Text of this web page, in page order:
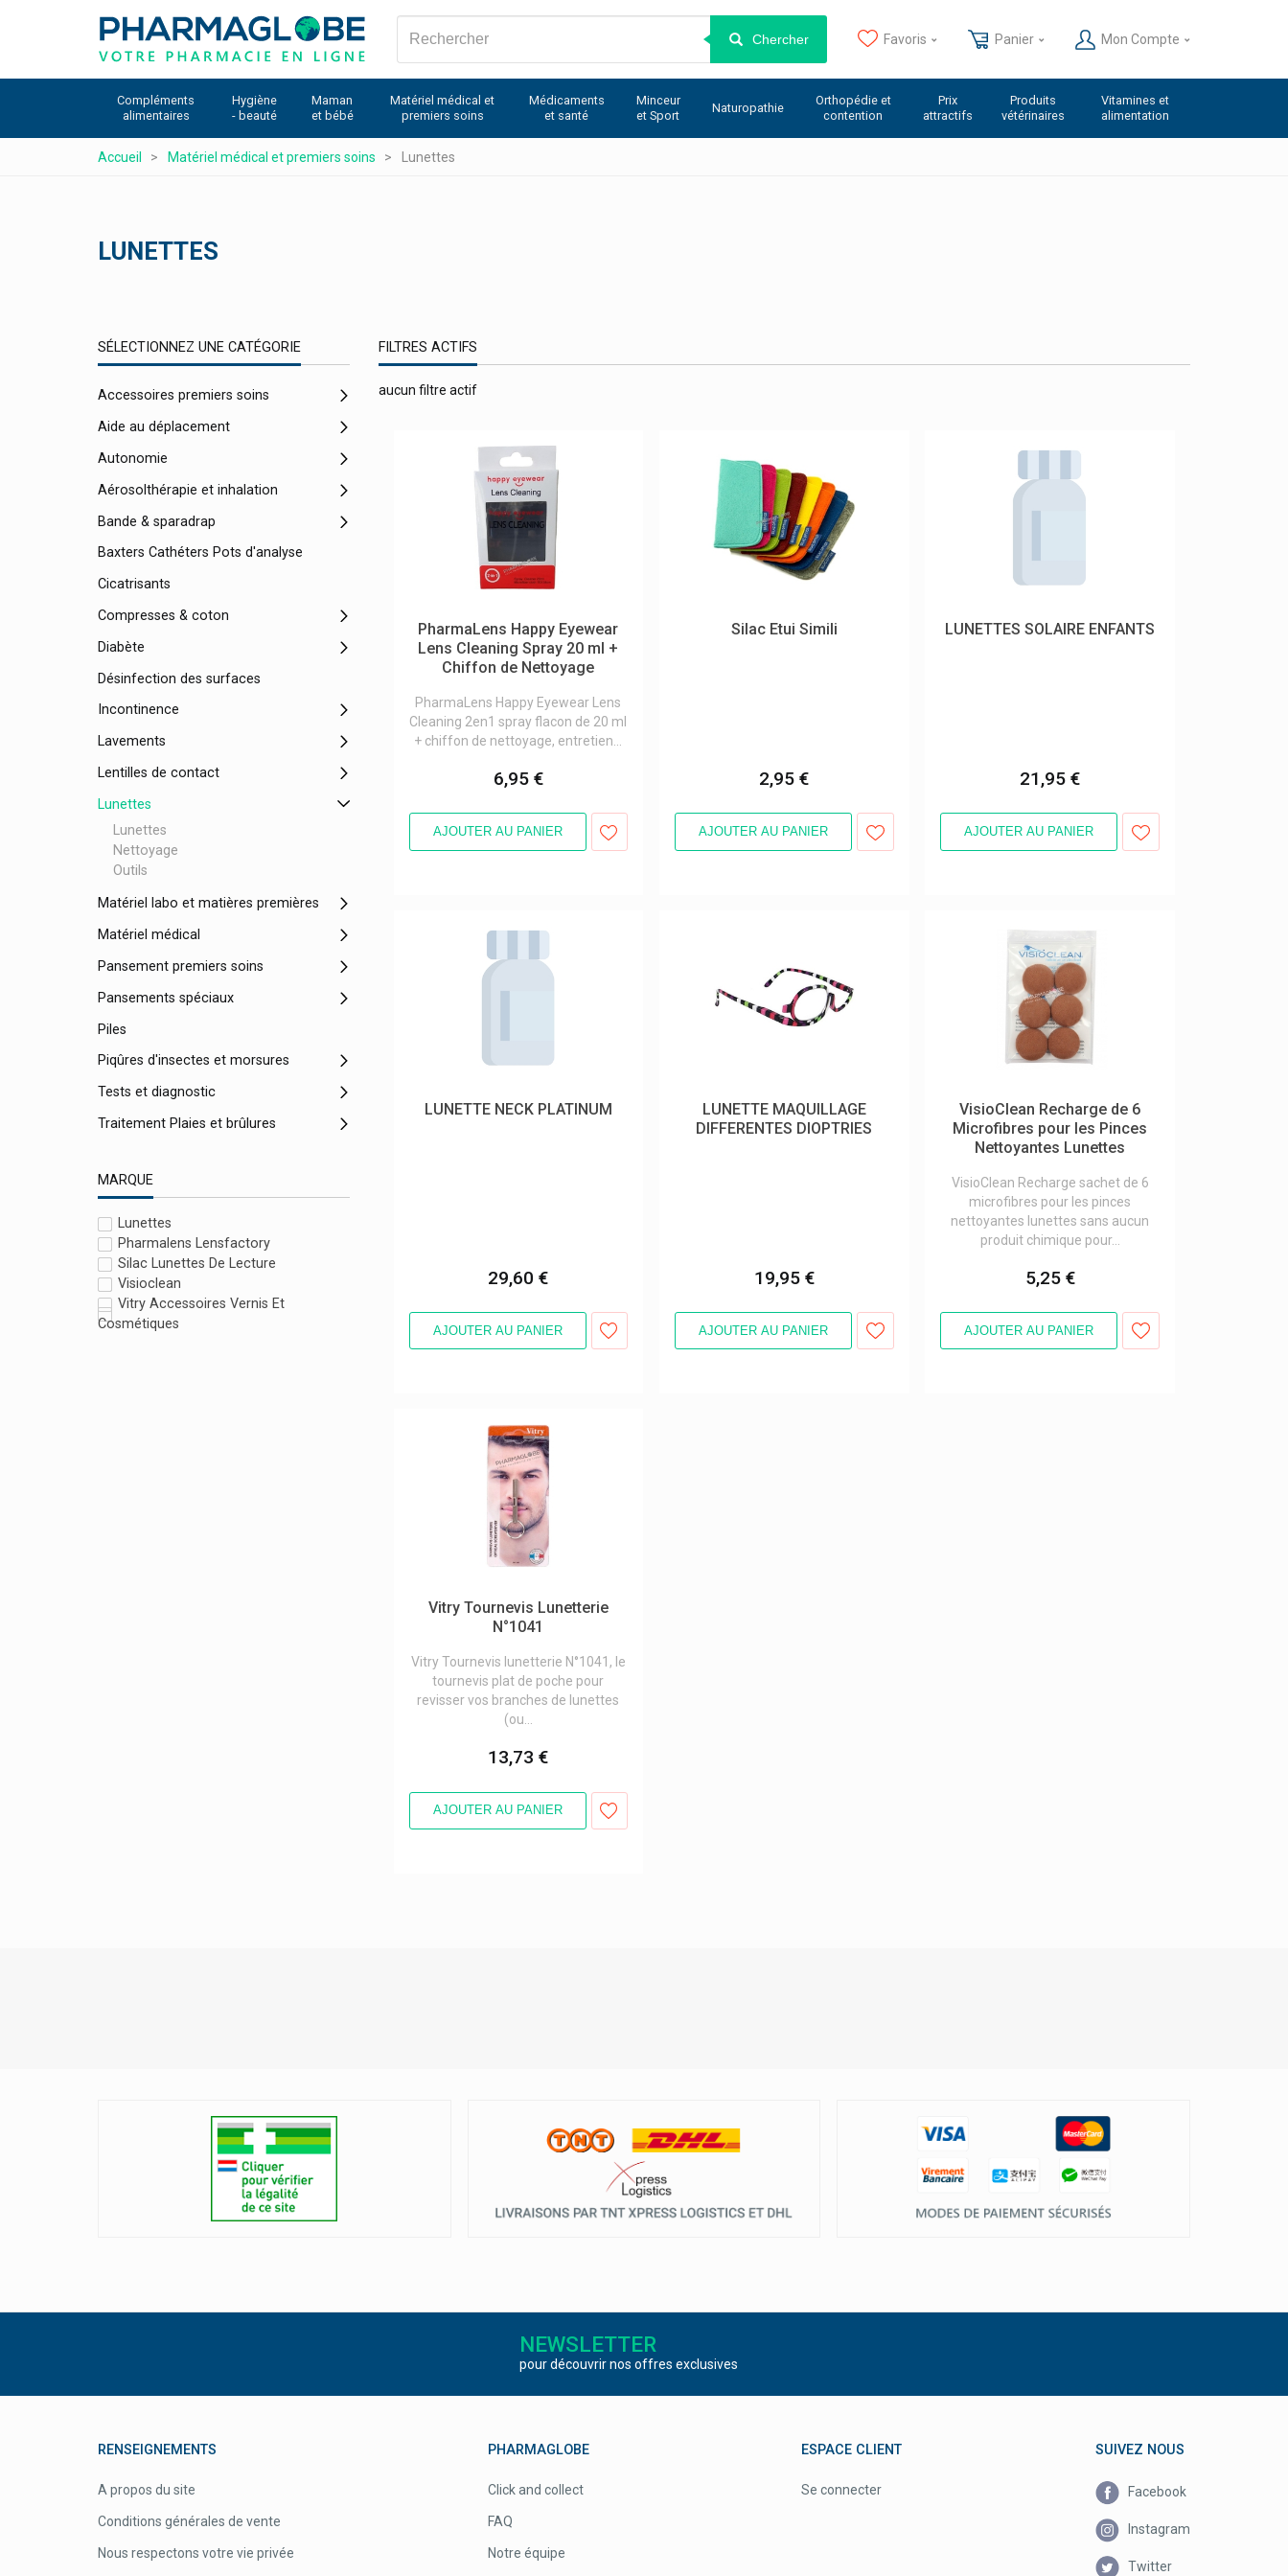
Chercher Favoris Panier Mon Compte
Compléments
alimentaires
Hygiène
- beauté
Maman
et bébé
Matériel médical et
premiers soins
Médicaments
et santé
Minceur
et Sport
Naturopathie
Orthopédie et
contention
Prix
attractifs
Produits
vétérinaires
Vitamines et
alimentation
Accueil Matériel médical et premiers soins Lunettes
LUNETTES
SÉLECTIONNEZ UNE CATÉGORIE
Accessoires premiers soins
Aide au déplacement
Autonomie
Aérosolthérapie et inhalation
Bande & sparadrap
Baxters Cathéters Pots d'analyse
Cicatrisants
Compresses & coton
Diabète
Désinfection des surfaces
Incontinence
Lavements
Lentilles de contact
Lunettes
Lunettes
Nettoyage
Outils
Matériel labo et matières premières
Matériel médical
Pansement premiers soins
Pansements spéciaux
Piles
Piqûres d'insectes et morsures
Tests et diagnostic
Traitement Plaies et brûlures
MARQUE
Lunettes
Pharmalens Lensfactory
Silac Lunettes De Lecture
Visioclean
Vitry Accessoires Vernis Et
Cosmétiques
FILTRES ACTIFS
aucun filtre actif
PharmaLens Happy Eyewear
Lens Cleaning Spray 20 ml +
Chiffon de Nettoyage
PharmaLens Happy Eyewear Lens
Cleaning 2en1 spray flacon de 20 ml
+ chiffon de nettoyage, entretien...
6,95 €
AJOUTER AU PANIER
Silac Etui Simili
2,95 €
AJOUTER AU PANIER
LUNETTES SOLAIRE ENFANTS
21,95 €
AJOUTER AU PANIER
LUNETTE NECK PLATINUM
29,60 €
AJOUTER AU PANIER
LUNETTE MAQUILLAGE
DIFFERENTES DIOPTRIES
19,95 €
AJOUTER AU PANIER
VisioClean Recharge de 6
Microfibres pour les Pinces
Nettoyantes Lunettes
VisioClean Recharge sachet de 6
microfibres pour les pinces
nettoyantes lunettes sans aucun
produit chimique pour...
5,25 €
AJOUTER AU PANIER
Vitry Tournevis Lunetterie
N°1041
Vitry Tournevis lunetterie N°1041, le
tournevis plat de poche pour
revisser vos branches de lunettes
(ou...
13,73 €
AJOUTER AU PANIER
NEWSLETTER
pour découvrir nos offres exclusives
RENSEIGNEMENTS
A propos du site
Conditions générales de vente
Nous respectons votre vie privée
PHARMAGLOBE
Click and collect
FAQ
Notre équipe
ESPACE CLIENT
Se connecter
SUIVEZ NOUS
Facebook
Instagram
Twitter